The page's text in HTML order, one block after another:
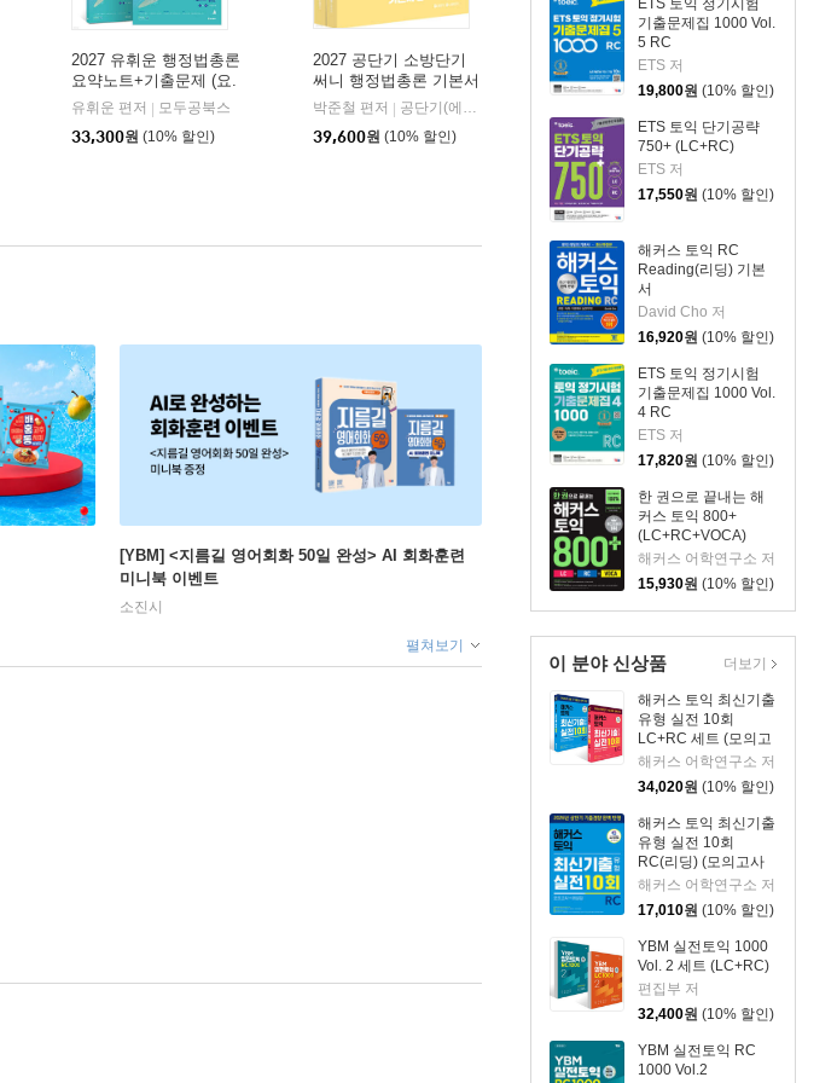
ETS 토익 정기시험
기출문제집 1000 Vol.
5 RC
ETS 저
19,800원 (10% 할인)
ETS 토익 단기공략
750+ (LC+RC)
ETS 저
17,550원 (10% 할인)
해커스 토익 RC
Reading(리딩) 기본
서
David Cho 저
16,920원 (10% 할인)
ETS 토익 정기시험
기출문제집 1000 Vol.
4 RC
ETS 저
17,820원 (10% 할인)
한 권으로 끝내는 해
커스 토익 800+
(LC+RC+VOCA)
해커스 어학연구소 저
15,930원 (10% 할인)
이 분야 신상품
해커스 토익 최신기출
유형 실전 10회
LC+RC 세트 (모의고
사+해설집)
해커스 어학연구소 저
34,020원 (10% 할인)
해커스 토익 최신기출
유형 실전 10회
RC(리딩) (모의고사
+해설집)
해커스 어학연구소 저
17,010원 (10% 할인)
YBM 실전토익 1000
Vol. 2 세트 (LC+RC)
편집부 저
32,400원 (10% 할인)
YBM 실전토익 RC
1000 Vol.2
더보기
2027 유휘운 행정법총론
요약노트+기출문제 (요.
플.)
유휘운 편저
모두공북스
33,300원 (10% 할인)
2027 공단기 소방단기
써니 행정법총론 기본서
박준철 편저
공단기(에스티유니타스)
39,600원 (10% 할인)
[YBM] <지름길 영어회화 50일 완성> AI 회화훈련
미니북 이벤트
소진시
펼쳐보기